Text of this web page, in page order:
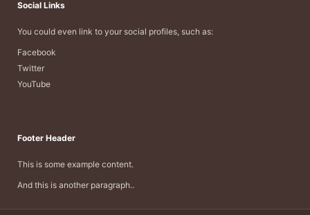
Social Links
You could even link to your social profiles, such as:
Facebook
Twitter
YouTube
Footer Header
This is some example content.
And this is another paragraph..